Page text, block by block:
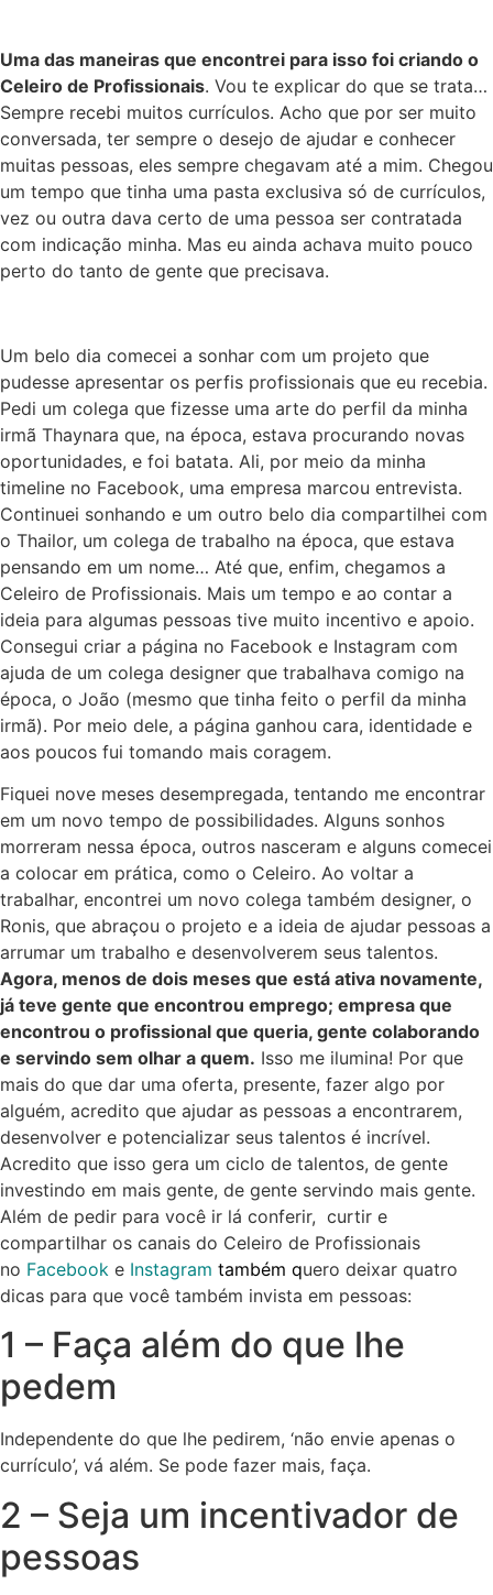
Uma das maneiras que encontrei para isso foi criando o
Celeiro de Profissionais. Vou te explicar do que se trata…
Sempre recebi muitos currículos. Acho que por ser muito
conversada, ter sempre o desejo de ajudar e conhecer
muitas pessoas, eles sempre chegavam até a mim. Chegou
um tempo que tinha uma pasta exclusiva só de currículos,
vez ou outra dava certo de uma pessoa ser contratada
com indicação minha. Mas eu ainda achava muito pouco
perto do tanto de gente que precisava.
Um belo dia comecei a sonhar com um projeto que
pudesse apresentar os perfis profissionais que eu recebia.
Pedi um colega que fizesse uma arte do perfil da minha
irmã Thaynara que, na época, estava procurando novas
oportunidades, e foi batata. Ali, por meio da minha
timeline no Facebook, uma empresa marcou entrevista.
Continuei sonhando e um outro belo dia compartilhei com
o Thailor, um colega de trabalho na época, que estava
pensando em um nome… Até que, enfim, chegamos a
Celeiro de Profissionais. Mais um tempo e ao contar a
ideia para algumas pessoas tive muito incentivo e apoio.
Consegui criar a página no Facebook e Instagram com
ajuda de um colega designer que trabalhava comigo na
época, o João (mesmo que tinha feito o perfil da minha
irmã). Por meio dele, a página ganhou cara, identidade e
aos poucos fui tomando mais coragem.
Fiquei nove meses desempregada, tentando me encontrar
em um novo tempo de possibilidades. Alguns sonhos
morreram nessa época, outros nasceram e alguns comecei
a colocar em prática, como o Celeiro. Ao voltar a
trabalhar, encontrei um novo colega também designer, o
Ronis, que abraçou o projeto e a ideia de ajudar pessoas a
arrumar um trabalho e desenvolverem seus talentos.
Agora, menos de dois meses que está ativa novamente,
já teve gente que encontrou emprego; empresa que
encontrou o profissional que queria, gente colaborando
e servindo sem olhar a quem. Isso me ilumina! Por que
mais do que dar uma oferta, presente, fazer algo por
alguém, acredito que ajudar as pessoas a encontrarem,
desenvolver e potencializar seus talentos é incrível.
Acredito que isso gera um ciclo de talentos, de gente
investindo em mais gente, de gente servindo mais gente.
Além de pedir para você ir lá conferir, curtir e
compartilhar os canais do Celeiro de Profissionais
no Facebook e Instagram também quero deixar quatro
dicas para que você também invista em pessoas:
1 – Faça além do que lhe
pedem
Independente do que lhe pedirem, ‘não envie apenas o
currículo’, vá além. Se pode fazer mais, faça.
2 – Seja um incentivador de
pessoas